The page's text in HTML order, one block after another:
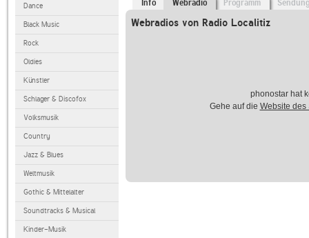
Dance
Black Music
Rock
Oldies
Künstler
Schlager & Discofox
Volksmusik
Country
Jazz & Blues
Weltmusik
Gothic & Mittelalter
Soundtracks & Musical
Kinder-Musik
Info Webradio Programm
Webradios von Radio Localitiz
phonostar hat
Gehe auf die Website des